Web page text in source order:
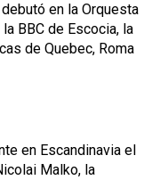
en la Orquesta
BBC de Escocia, la
de Quebec, Roma
en Escandinavia el
Malko, la